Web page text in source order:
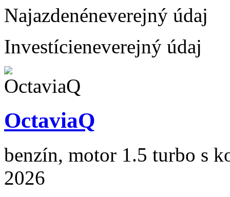
Najazdenéneverejný údaj
Investícieneverejný údaj
OctaviaQ
benzín, motor 1.5 turbo s
2026